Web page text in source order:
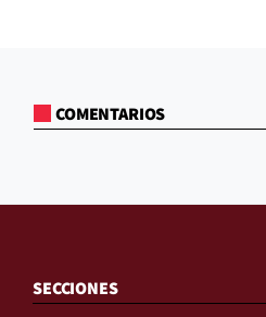
COMENTARIOS
SECCIONES